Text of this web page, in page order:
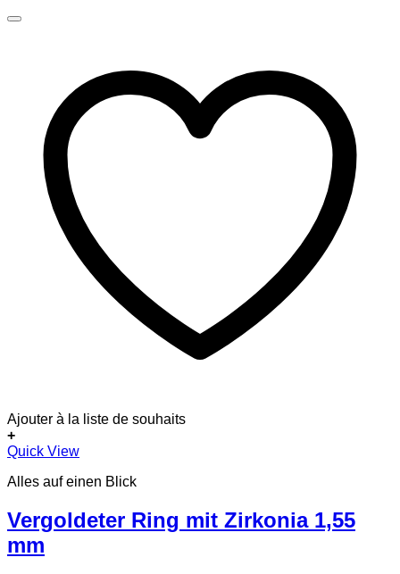
Ajouter à la liste de souhaits
+
Dieses
weist
Varianten
auf.
Die
Quick View
Alles auf einen Blick
Vergoldeter Ring mit Zirkonia 1,55
mm